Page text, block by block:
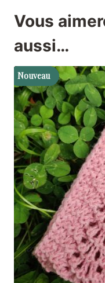
Vous
aussi…
Nouveau